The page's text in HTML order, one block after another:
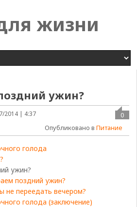
жизни
ужин?
2014 | 4:37
0
Опубликовано в Питание
голода
ужин?
поздний ужин?
не переедать вечером?
голода (заключение)